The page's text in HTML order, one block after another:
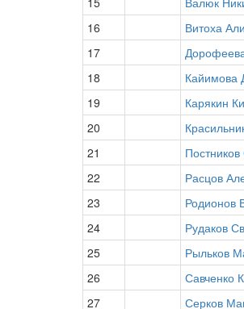
16
Витоха
17
18
Кайимова
19
Карякин
20
21
22
Расцов
23
Родионов
24
Рудаков
25
Рыльков
26
Савченко
27
Серков